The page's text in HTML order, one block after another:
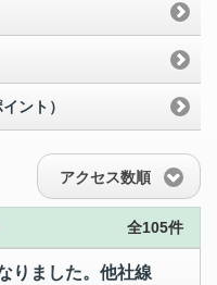
ント）
アクセス数順
全105件
りました。他社線